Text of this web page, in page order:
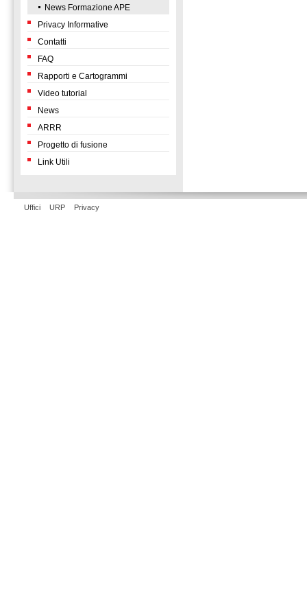
News Formazione APE
Privacy Informative
Contatti
FAQ
Rapporti e Cartogrammi
Video tutorial
News
ARRR
Progetto di fusione
Link Utili
Uffici URP Privacy